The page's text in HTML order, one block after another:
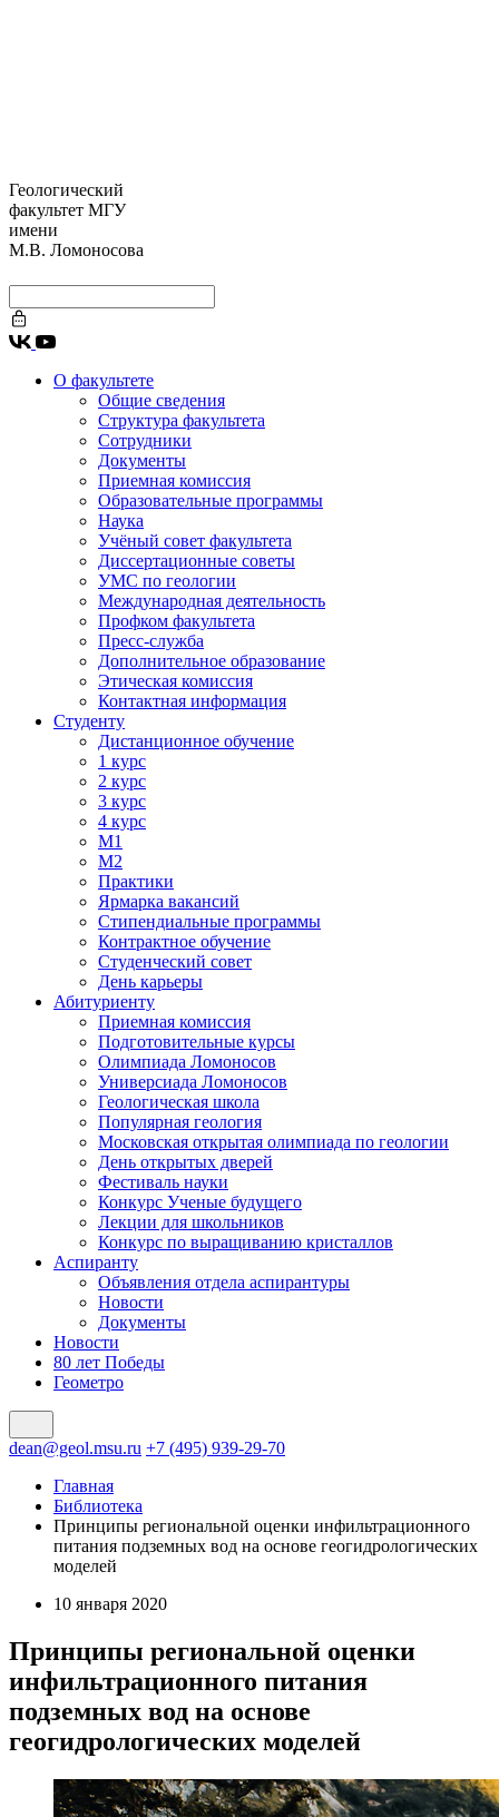
Геологический
факультет МГУ
имени
М.В. Ломоносова
О факультете
Общие сведения
Структура факультета
Сотрудники
Документы
Приемная комиссия
Образовательные программы
Наука
Учёный совет факультета
Диссертационные советы
УМС по геологии
Международная деятельность
Профком факультета
Пресс-служба
Дополнительное образование
Этическая комиссия
Контактная информация
Студенту
Дистанционное обучение
1 курс
2 курс
3 курс
4 курс
М1
М2
Практики
Ярмарка вакансий
Стипендиальные программы
Контрактное обучение
Студенческий совет
День карьеры
Абитуриенту
Приемная комиссия
Подготовительные курсы
Олимпиада Ломоносов
Универсиада Ломоносов
Геологическая школа
Популярная геология
Московская открытая олимпиада по геологии
День открытых дверей
Фестиваль науки
Конкурс Ученые будущего
Лекции для школьников
Конкурс по выращиванию кристаллов
Аспиранту
Объявления отдела аспирантуры
Новости
Документы
Новости
80 лет Победы
Геометро
dean@geol.msu.ru +7 (495) 939-29-70
Главная
Библиотека
Принципы региональной оценки инфильтрационного
питания подземных вод на основе геогидрологических
моделей
10 января 2020
Принципы региональной оценки
инфильтрационного питания
подземных вод на основе
геогидрологических моделей